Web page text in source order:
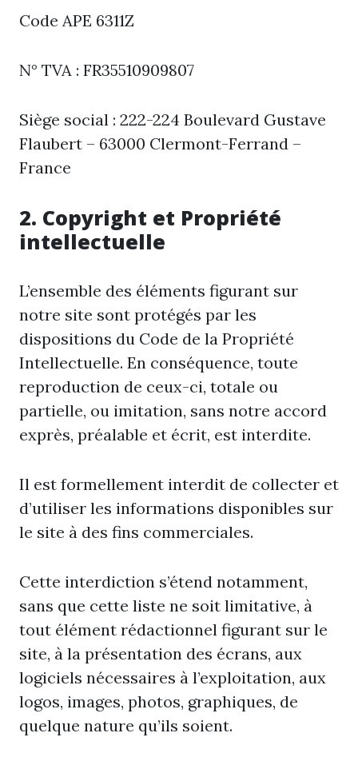
Code APE 6311Z
N° TVA : FR35510909807
Siège social : 222-224 Boulevard Gustave
Flaubert – 63000 Clermont-Ferrand –
France
2. Copyright et Propriété
intellectuelle
L’ensemble des éléments figurant sur
notre site sont protégés par les
dispositions du Code de la Propriété
Intellectuelle. En conséquence, toute
reproduction de ceux-ci, totale ou
partielle, ou imitation, sans notre accord
exprès, préalable et écrit, est interdite.
Il est formellement interdit de collecter et
d’utiliser les informations disponibles sur
le site à des fins commerciales.
Cette interdiction s’étend notamment,
sans que cette liste ne soit limitative, à
tout élément rédactionnel figurant sur le
site, à la présentation des écrans, aux
logiciels nécessaires à l’exploitation, aux
logos, images, photos, graphiques, de
quelque nature qu’ils soient.